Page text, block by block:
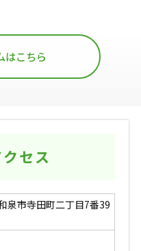
はこちら
セス
泉市寺田町二丁目7番39